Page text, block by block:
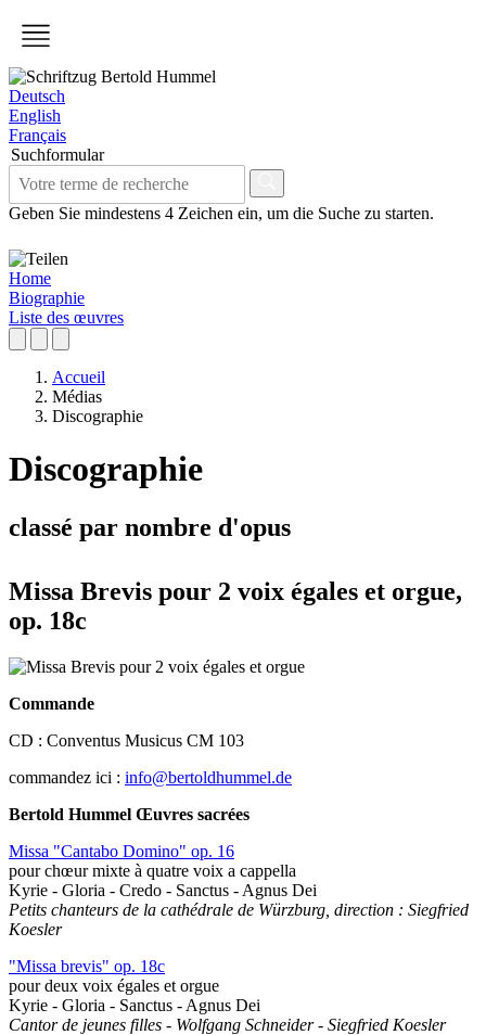
Deutsch
English
Français
Suchformular
Geben Sie mindestens 4 Zeichen ein, um die Suche zu starten.
Home
Biographie
Liste des œuvres
Accueil
Médias
Discographie
Discographie
classé par nombre d'opus
Missa Brevis pour 2 voix égales et orgue,
op. 18c
Commande
CD : Conventus Musicus CM 103
commandez ici : info@bertoldhummel.de
Bertold Hummel Œuvres sacrées
Missa "Cantabo Domino" op. 16
pour chœur mixte à quatre voix a cappella
Kyrie - Gloria - Credo - Sanctus - Agnus Dei
Petits chanteurs de la cathédrale de Würzburg, direction : Siegfried
Koesler
"Missa brevis" op. 18c
pour deux voix égales et orgue
Kyrie - Gloria - Sanctus - Agnus Dei
Cantor de jeunes filles - Wolfgang Schneider - Siegfried Koesler